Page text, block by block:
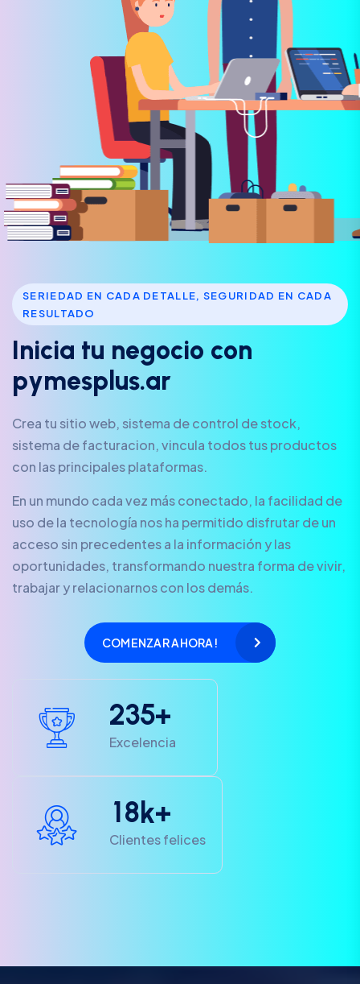
SERIEDAD EN CADA DETALLE, SEGURIDAD EN CADA
RESULTADO
Inicia tu negocio con
pymesp us.ar
Crea tu sitio web, sistema de control de stock,
sistema de facturacion, vincula todos tus productos
con las principales plataformas.
En un mundo cada vez más conectado, la facilidad de
uso de la tecnología nos ha permitido disfrutar de un
acceso sin precedentes a la información y las
oportunidades, transformando nuestra forma de vivir,
trabajar y relacionarnos con los demás.
COMENZAR AHORA!
235+
Excelencia
18k+
Clientes felices